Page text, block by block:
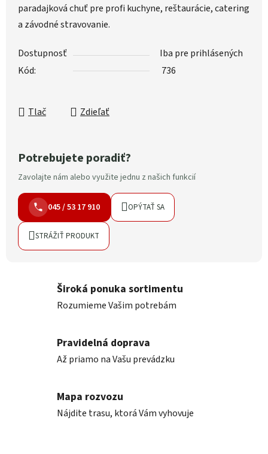
paradajková chuť pre profi kuchyne, reštaurácie, catering
a závodné stravovanie.
Dostupnosť
Iba pre prihlásených
Kód:
736
Tlač Zdieľať
Potrebujete poradiť?
Zavolajte nám alebo využite jednu z našich funkcií
045 / 53 17 910 OPÝTAŤ SA
STRÁŽIŤ PRODUKT
Široká ponuka sortimentu
Rozumieme Vašim potrebám
Pravidelná doprava
Až priamo na Vašu prevádzku
Mapa rozvozu
Nájdite trasu, ktorá Vám vyhovuje